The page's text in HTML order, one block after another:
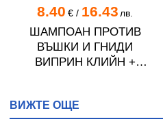
8.40 €/ 16.43 лв.
ШАМПОАН ПРОТИВ
ВЪШКИ И ГНИДИ
ВИПРИН КЛИЙН +
ВИЖТЕ ОЩЕ